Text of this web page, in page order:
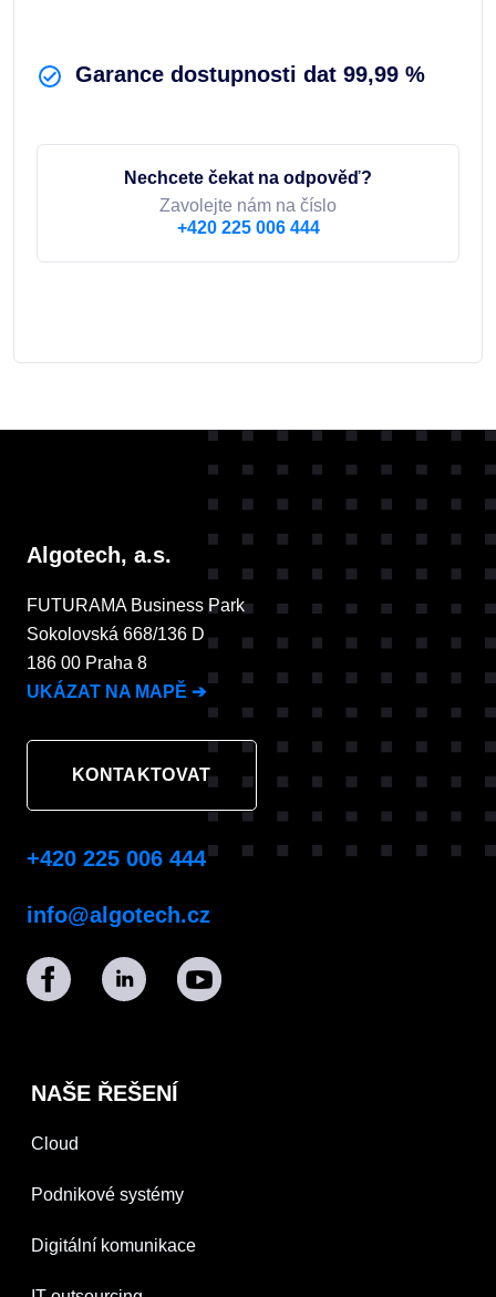
Garance dostupnosti dat 99,99 %
Nechcete čekat na odpověď?
Zavolejte nám na číslo
+420 225 006 444
Algotech, a.s.
FUTURAMA Business Park
Sokolovská 668/136 D
186 00 Praha 8
UKÁZAT NA MAPĚ ➔
KONTAKTOVAT
+420 225 006 444
info@algotech.cz
NAŠE ŘEŠENÍ
Cloud
Podnikové systémy
Digitální komunikace